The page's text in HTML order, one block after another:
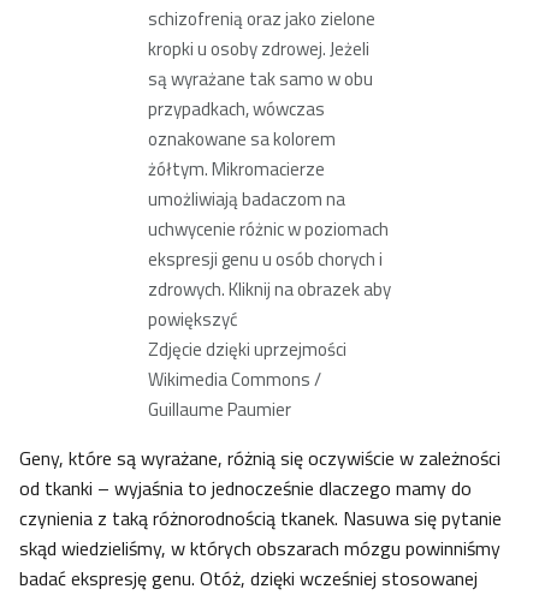
schizofrenią oraz jako zielone
kropki u osoby zdrowej. Jeżeli
są wyrażane tak samo w obu
przypadkach, wówczas
oznakowane sa kolorem
żółtym. Mikromacierze
umożliwiają badaczom na
uchwycenie różnic w poziomach
ekspresji genu u osób chorych i
zdrowych. Kliknij na obrazek aby
powiększyć
Zdjęcie dzięki uprzejmości
Wikimedia Commons /
Guillaume Paumier
Geny, które są wyrażane, różnią się oczywiście w zależności
od tkanki – wyjaśnia to jednocześnie dlaczego mamy do
czynienia z taką różnorodnością tkanek. Nasuwa się pytanie
skąd wiedzieliśmy, w których obszarach mózgu powinniśmy
badać ekspresję genu. Otóż, dzięki wcześniej stosowanej